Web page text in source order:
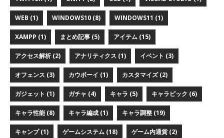
WEB (1) WINDOWS10 (8) WINDOWS11 (1)
XAMPP (1) まとめ記事 (5) アイテム (15)
アクセス解析 (2) アナリティクス (1) イベント (3)
オフェンス (3) カウボーイ (1) カスタマイズ (2)
ガジェット (1) ガチャ (4) キャラ (5) キャラピック (6)
キャラ性能 (8) キャラ編成 (1) キャラ調整 (19)
キャンプ (1) ゲームシステム (18) ゲーム内通貨 (2)